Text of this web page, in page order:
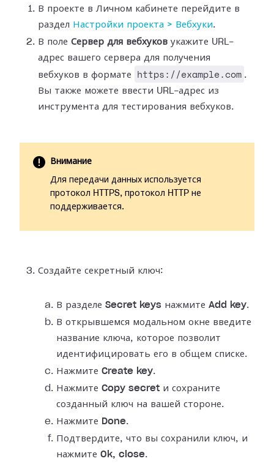
В проекте в Личном кабинете перейдите в
раздел Настройки проекта > Вебхуки.
В поле Сервер для вебхуков укажите URL-
адрес вашего сервера для получения
вебхуков в формате
https://example.com .
Вы также можете ввести URL-адрес из
инструмента для тестирования вебхуков.
Внимание
Для передачи данных используется
протокол HTTPS, протокол HTTP не
поддерживается.
Создайте секретный ключ:
В разделе Secret keys нажмите Add key.
В открывшемся модальном окне введите
название ключа, которое позволит
идентифицировать его в общем списке.
Нажмите Create key.
Нажмите Copy secret и сохраните
созданный ключ на вашей стороне.
Нажмите Done.
Подтвердите, что вы сохранили ключ, и
нажмите Ok, close.